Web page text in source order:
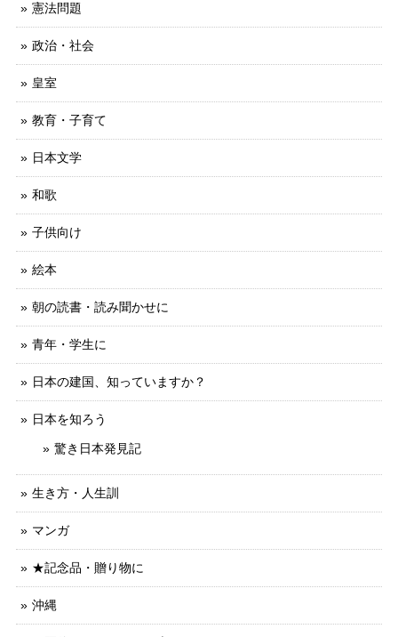
憲法問題
政治・社会
皇室
教育・子育て
日本文学
和歌
子供向け
絵本
朝の読書・読み聞かせに
青年・学生に
日本の建国、知っていますか？
日本を知ろう
驚き日本発見記
生き方・人生訓
マンガ
★記念品・贈り物に
沖縄